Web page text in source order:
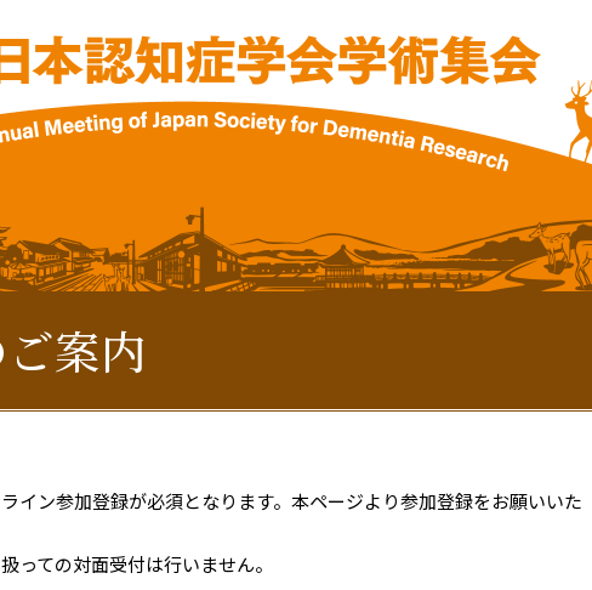
案内
イン参加登録が必須となります。本ページより参加登録をお願いいた
っての対面受付は行いません。